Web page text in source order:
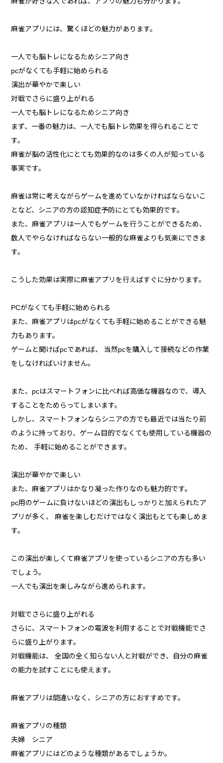
麻雀アプリには、驚くほどの魅力があります。
一人でも脳トレになるためシニア向き
pcがなくても手軽に始められる
演出が華やかで楽しい
対戦でさらに盛り上がれる
一人でも脳トレになるためシニア向き
まず、一番の魅力は、一人でも脳トレ効果を得られることで
す。
麻雀が脳の活性化にとても効果的なのは多くの人が知っている
事実です。
麻雀は常に考えながらゲームを進めていなかければならないこ
となど、シニアの方の認知症予防にとても効果的です。
また、麻雀アプリは一人でもゲームを行うことができるため、
数人でやらなければならない一般的な麻雀よりも気楽にできま
す。
こうした効果は実際に麻雀アプリを行えばすぐに分かります。
PCがなくても手軽に始められる
また、麻雀アプリはpcがなくても手軽に始めることができる魅
力もあります。
ゲームと聞けばpcであれば、 当然pcを購入して接続などの作業
をしなければいけません。
また、pcはスマートフォンに比べれば高価な機器なので、導入
することをためらってしまいます。
しかし、スマートフォンならシニアの方でも最近では当たり前
のように持っており、ゲーム目的でなくても使用している機器の
ため、 手軽に始めることができます。
演出が華やかで楽しい
また、麻雀アプリはかなり凝った作りなのも魅力的です。
pc用のゲームに負けないほどの演出もしっかりと加えられたア
プリが多く、 麻雀を楽しむだけではなく演出もとても楽しめま
す。
この演出が楽しくて麻雀アプリを使っているシニアの方も多い
でしょう。
一人でも演出を楽しみながら進められます。
対戦でさらに盛り上がれる
さらに、スマートフォンの電波を利用することで対戦機能でさ
らに盛り上がります。
対戦機能は、 全国の全く知らない人と対戦ができ、自分の麻雀
の能力を試すことにも使えます。
麻雀アプリは間違いなく、シニアの方におすすめです。
麻雀アプリの種類
夫婦 シニア
麻雀アプリにはどのような種類があるでしょうか。